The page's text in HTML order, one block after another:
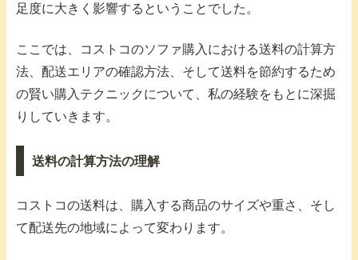
足度に大きく影響するということでした。
ここでは、コストコのソファ購入における送料の計算方
法、配送エリアの確認方法、そして送料を節約するため
の賢い購入テクニックについて、私の経験をもとに深掘
りしていきます。
送料の計算方法の理解
コストコの送料は、購入する商品のサイズや重さ、そし
て配送先の地域によって変わります。